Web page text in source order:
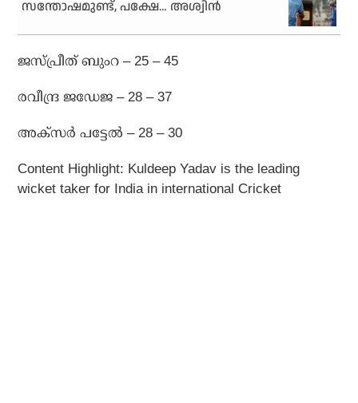
സന്തോഷമുണ്ട്, പക്ഷേ… അശ്വിന്‍
ജസ്പ്രീത് ബുംറ – 25 – 45
രവീന്ദ്ര ജഡേജ – 28 – 37
അക്സര്‍ പട്ടേല്‍ – 28 – 30
Content Highlight: Kuldeep Yadav is the leading
wicket taker for India in international Cricket